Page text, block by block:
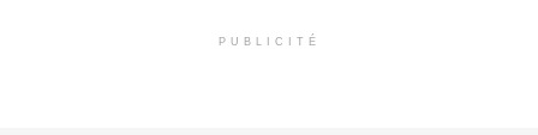
PUBLICITÉ